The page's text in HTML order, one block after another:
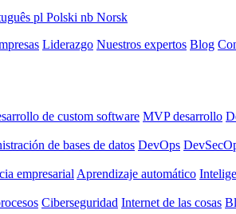
pl Polski nb Norsk
Liderazgo Nuestros expertos Blog
de custom software MVP desarrollo
de bases de datos DevOps
empresarial Aprendizaje automático
Ciberseguridad Internet de las cosas